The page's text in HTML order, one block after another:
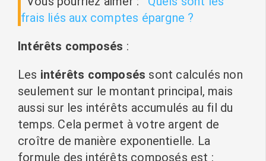
frais liés aux comptes épargne ?
Intérêts composés :
Les intérêts composés sont calculés non
seulement sur le montant principal, mais
aussi sur les intérêts accumulés au fil du
temps. Cela permet à votre argent de
croître de manière exponentielle. La
formule des intérêts composés est :